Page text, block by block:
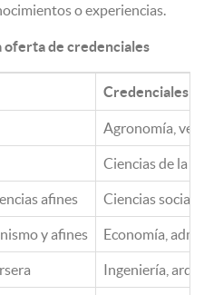
o experiencias.
oferta de credenciales
Credenciales
Agronomía,
Ciencias de la
afines Ciencias
y afines Economía,
Ingeniería,